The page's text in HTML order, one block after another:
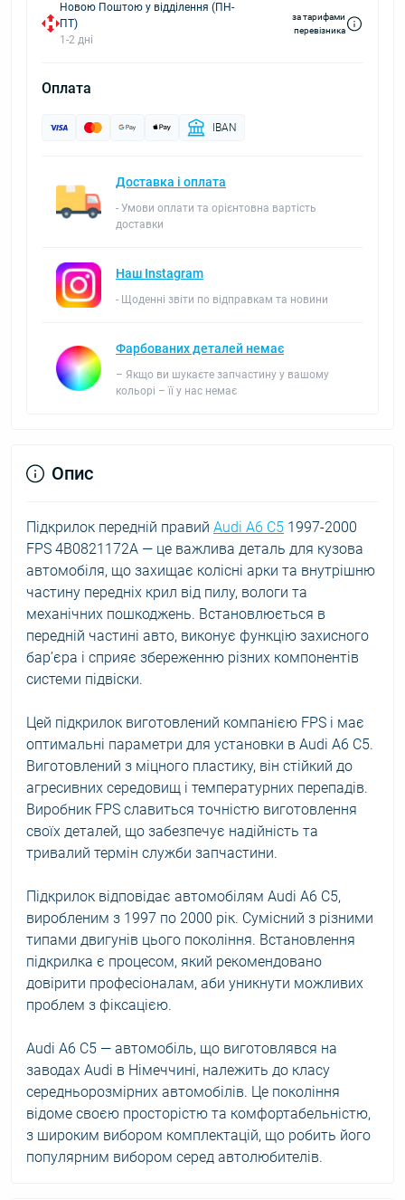
Новою Поштою у відділення (ПН-
ПТ)
1-2 дні
за тарифами
перевізника
Оплата
IBAN
Доставка і оплата
- Умови оплати та орієнтовна вартість
доставки
Наш Instagram
- Щоденні звіти по відправкам та новини
Фарбованих деталей немає
– Якщо ви шукаєте запчастину у вашому
кольорі – її у нас немає
Опис
Підкрилок передній правий Audi A6 C5 1997-2000
FPS 4B0821172A — це важлива деталь для кузова
автомобіля, що захищає колісні арки та внутрішню
частину передніх крил від пилу, вологи та
механічних пошкоджень. Встановлюється в
передній частині авто, виконує функцію захисного
бар’єра і сприяє збереженню різних компонентів
системи підвіски.
Цей підкрилок виготовлений компанією FPS і має
оптимальні параметри для установки в Audi A6 C5.
Виготовлений з міцного пластику, він стійкий до
агресивних середовищ і температурних перепадів.
Виробник FPS славиться точністю виготовлення
своїх деталей, що забезпечує надійність та
тривалий термін служби запчастини.
Підкрилок відповідає автомобілям Audi A6 C5,
виробленим з 1997 по 2000 рік. Сумісний з різними
типами двигунів цього покоління. Встановлення
підкрилка є процесом, який рекомендовано
довірити професіоналам, аби уникнути можливих
проблем з фіксацією.
Audi A6 C5 — автомобіль, що виготовлявся на
заводах Audi в Німеччині, належить до класу
середньорозмірних автомобілів. Це покоління
відоме своєю просторістю та комфортабельністю,
з широким вибором комплектацій, що робить його
популярним вибором серед автолюбителів.